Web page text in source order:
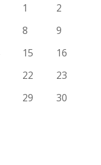
1
2
8
9
15
16
22
23
29
30